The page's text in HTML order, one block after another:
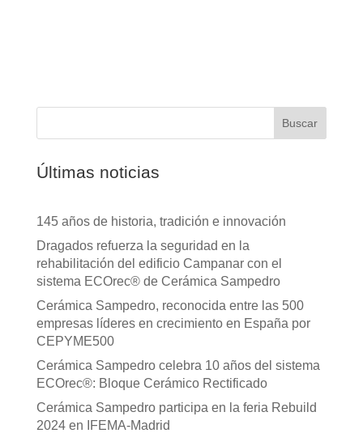
Buscar
Últimas noticias
145 años de historia, tradición e innovación
Dragados refuerza la seguridad en la
rehabilitación del edificio Campanar con el
sistema ECOrec® de Cerámica Sampedro
Cerámica Sampedro, reconocida entre las 500
empresas líderes en crecimiento en España por
CEPYME500
Cerámica Sampedro celebra 10 años del sistema
ECOrec®: Bloque Cerámico Rectificado
Cerámica Sampedro participa en la feria Rebuild
2024 en IFEMA-Madrid